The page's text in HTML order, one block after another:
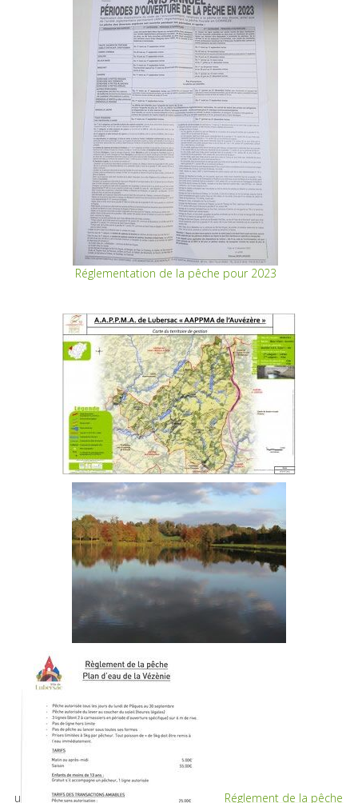
Réglementation de la pêche pour 2023
u Réglement de la pêche